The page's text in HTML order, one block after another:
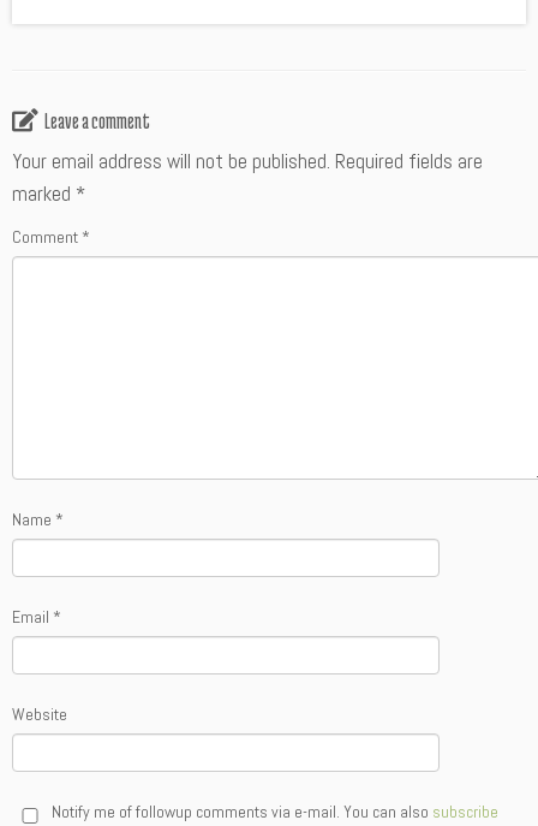
Leave a comment
Your email address will not be published. Required fields are
marked *
Comment *
Name *
Email *
Website
Notify me of followup comments via e-mail. You can also subscribe